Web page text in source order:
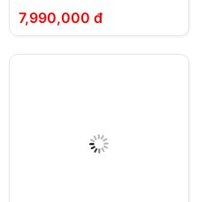
7,990,000 đ